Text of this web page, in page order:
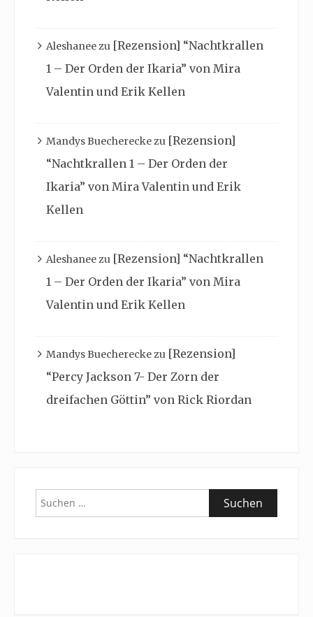
Aleshaneezu [Rezension] “Nachtkrallen
1 – Der Orden der Ikaria” von Mira
Valentin und Erik Kellen
Mandys Buechereckezu [Rezension]
“Nachtkrallen 1 – Der Orden der
Ikaria” von Mira Valentin und Erik
Kellen
Aleshaneezu [Rezension] “Nachtkrallen
1 – Der Orden der Ikaria” von Mira
Valentin und Erik Kellen
Mandys Buechereckezu [Rezension]
“Percy Jackson 7- Der Zorn der
dreifachen Göttin” von Rick Riordan
Suchen
nach: